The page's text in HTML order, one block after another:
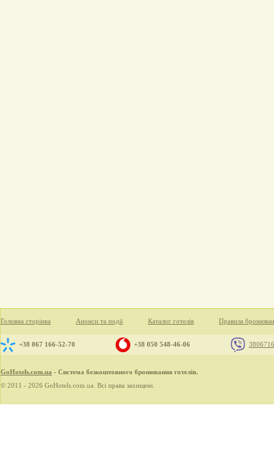
Головна сторінка Анонси та події Каталог готелів Правила
+38 067 166-52-70 +38 050 548-46-06
GoHotels.com.ua - Система безкоштовного бронювання готелів.
© 2011 - 2026 GoHotels.com.ua. Всі права захищені.